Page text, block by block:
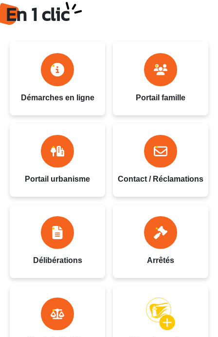
Ville du Gosier - Guadeloupe
En 1 clic
Démarches en ligne Portail famille
Portail urbanisme Contact / Réclamations
Délibérations Arrêtés